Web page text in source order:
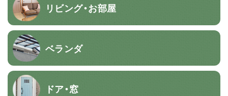
リビング・お部屋
ベランダ
ドア・窓